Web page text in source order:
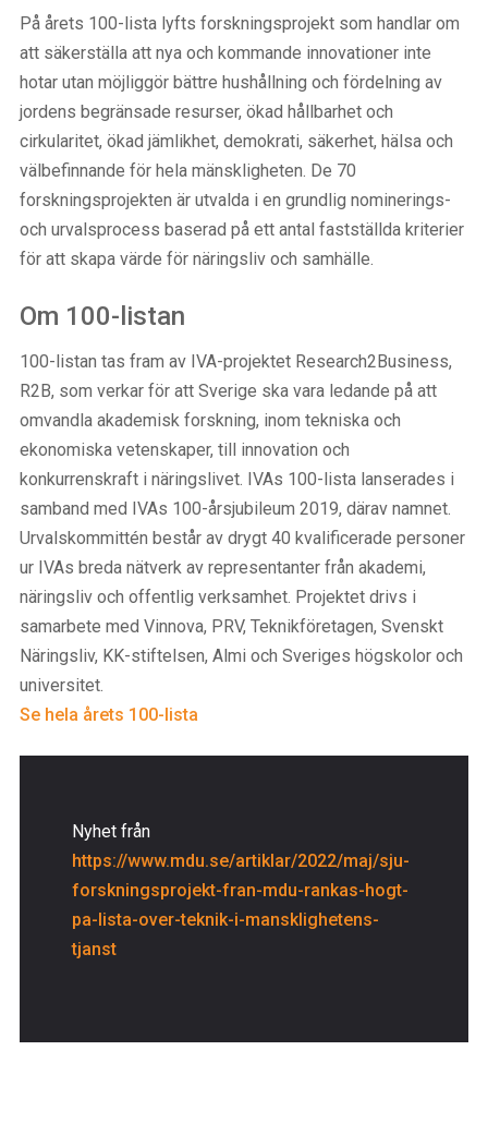
På årets 100-lista lyfts forskningsprojekt som handlar om
att säkerställa att nya och kommande innovationer inte
hotar utan möjliggör bättre hushållning och fördelning av
jordens begränsade resurser, ökad hållbarhet och
cirkularitet, ökad jämlikhet, demokrati, säkerhet, hälsa och
välbefinnande för hela mänskligheten. De 70
forskningsprojekten är utvalda i en grundlig nominerings-
och urvalsprocess baserad på ett antal fastställda kriterier
för att skapa värde för näringsliv och samhälle.
Om 100-listan
100-listan tas fram av IVA-projektet Research2Business,
R2B, som verkar för att Sverige ska vara ledande på att
omvandla akademisk forskning, inom tekniska och
ekonomiska vetenskaper, till innovation och
konkurrenskraft i näringslivet. IVAs 100-lista lanserades i
samband med IVAs 100-årsjubileum 2019, därav namnet.
Urvalskommittén består av drygt 40 kvalificerade personer
ur IVAs breda nätverk av representanter från akademi,
näringsliv och offentlig verksamhet. Projektet drivs i
samarbete med Vinnova, PRV, Teknikföretagen, Svenskt
Näringsliv, KK-stiftelsen, Almi och Sveriges högskolor och
universitet.
Se hela årets 100-lista
Nyhet från
https://www.mdu.se/artiklar/2022/maj/sju-
forskningsprojekt-fran-mdu-rankas-hogt-
pa-lista-over-teknik-i-mansklighetens-
tjanst